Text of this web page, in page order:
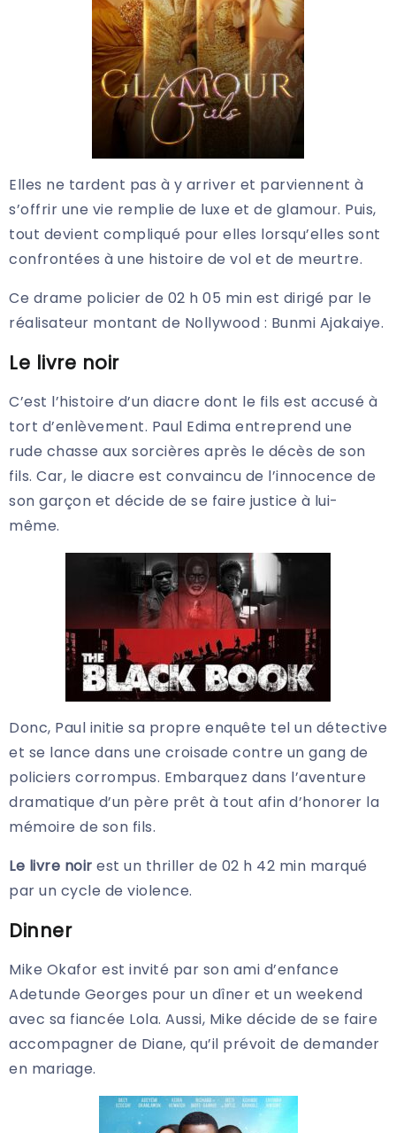
Elles ne tardent pas à y arriver et parviennent à
s’offrir une vie remplie de luxe et de glamour. Puis,
tout devient compliqué pour elles lorsqu’elles sont
confrontées à une histoire de vol et de meurtre.
Ce drame policier de 02 h 05 min est dirigé par le
réalisateur montant de Nollywood : Bunmi Ajakaiye.
Le livre noir
C’est l’histoire d’un diacre dont le fils est accusé à
tort d’enlèvement. Paul Edima entreprend une
rude chasse aux sorcières après le décès de son
fils. Car, le diacre est convaincu de l’innocence de
son garçon et décide de se faire justice à lui-
même.
Donc, Paul initie sa propre enquête tel un détective
et se lance dans une croisade contre un gang de
policiers corrompus. Embarquez dans l’aventure
dramatique d’un père prêt à tout afin d’honorer la
mémoire de son fils.
Le livre noir est un thriller de 02 h 42 min marqué
par un cycle de violence.
Dinner
Mike Okafor est invité par son ami d’enfance
Adetunde Georges pour un dîner et un weekend
avec sa fiancée Lola. Aussi, Mike décide de se faire
accompagner de Diane, qu’il prévoit de demander
en mariage.